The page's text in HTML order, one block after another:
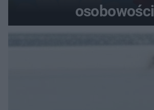
osobowości